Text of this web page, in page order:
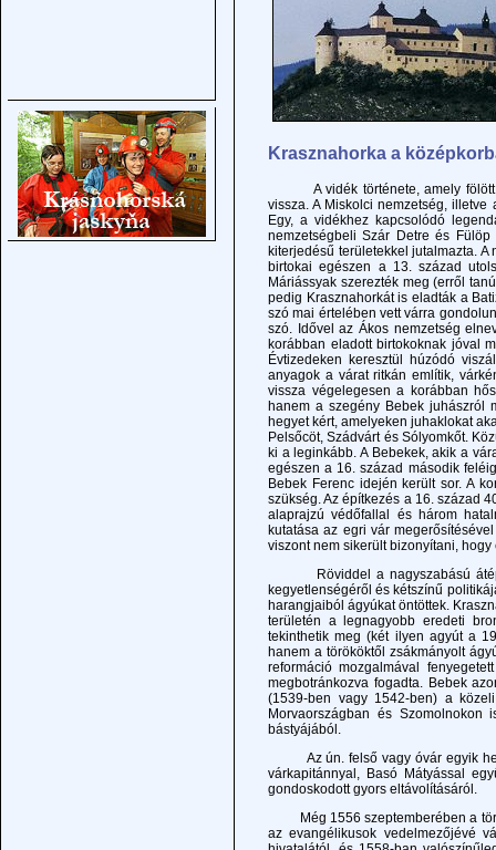
Krasznahorka a
A vidék története, amely fölött
vissza. A Miskolci nemzetség,
Egy, a vidékhez kapcsolódó
nemzetségbeli Szár Detre és
kiterjedésű területekkel jutalmazta.
birtokai egészen a 13. század
Máriássyak szerezték meg (erről
pedig Krasznahorkát is eladták a
szó mai értelében vett várra
szó. Idővel az Ákos nemzetség
korábban eladott birtokoknak jóval
Évtizedeken keresztül húzódó
anyagok a várat ritkán említik,
vissza végelegesen a korábban
hanem a szegény Bebek juhászról
hegyet kért, amelyeken juhaklokat
Pelsőcöt, Szádvárt és Sólyomkőt.
ki a leginkább. A Bebekek, akik a
egészen a 16. század második
Bebek Ferenc idején került sor. A
szükség. Az építkezés a 16. század
alaprajzú védőfallal és három
kutatása az egri vár
viszont nem sikerült bizonyítani,
Röviddel a nagyszabású
kegyetlenségéről és kétszínű
harangjaiból ágyúkat öntöttek.
területén a legnagyobb eredeti
tekinthetik meg (két ilyen agyút a
hanem a törököktől zsákmányolt
reformáció mozgalmával
megbotránkozva fogadta. Bebek
(1539-ben vagy 1542-ben) a
Morvaországban és
bástyájából.
Az ún. felső vagy óvár egyik
várkapitánnyal, Basó Mátyással
gondoskodott gyors eltávolításáról.
Még 1556 szeptemberében a
az evangélikusok vedelmezőjévé